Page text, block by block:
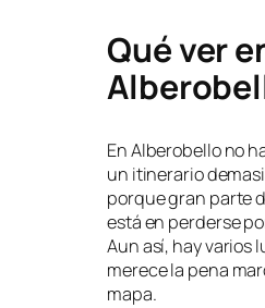
Qué ver
En Alberobello no
un itinerario
porque gran parte
está en perderse
Aun así, hay varios
merece la pena
mapa.